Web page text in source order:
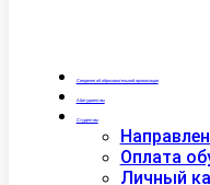
Сведения об образовательной организации
Абитуриентам
Студентам
Оплата
Личный